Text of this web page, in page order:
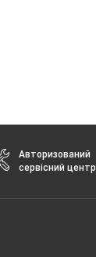
Авторизований
сервісний центр